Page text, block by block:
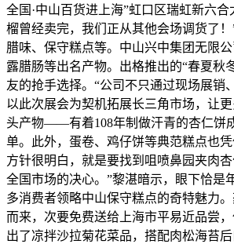
全国·中山百货进上海”虹口区瑞虹新六
榴曾经卖完，我们正从其他会场调货了
腊味、保守糕点等。中山兴中集团无限
露腊肠等出名产物。出格推出的“春夏
友的抢手选择。“公司不只通过现场展
以此次展会为契机拓展长三角市场，让
头产物——有着108年制做汗青的杏仁饼
单。此外，蛋卷、鸡仔饼等典范糕点也
方针很明白，就是要找到咀喷鼻园夹肉
全国市场的决心。”黎湛暗示，眼下恰是
多消费者领略中山保守糕点的奇特魅力
而来，次要免费送给上海市平易近品尝
出了凉拌沙拉菊花菜品，搭配肉松海苔